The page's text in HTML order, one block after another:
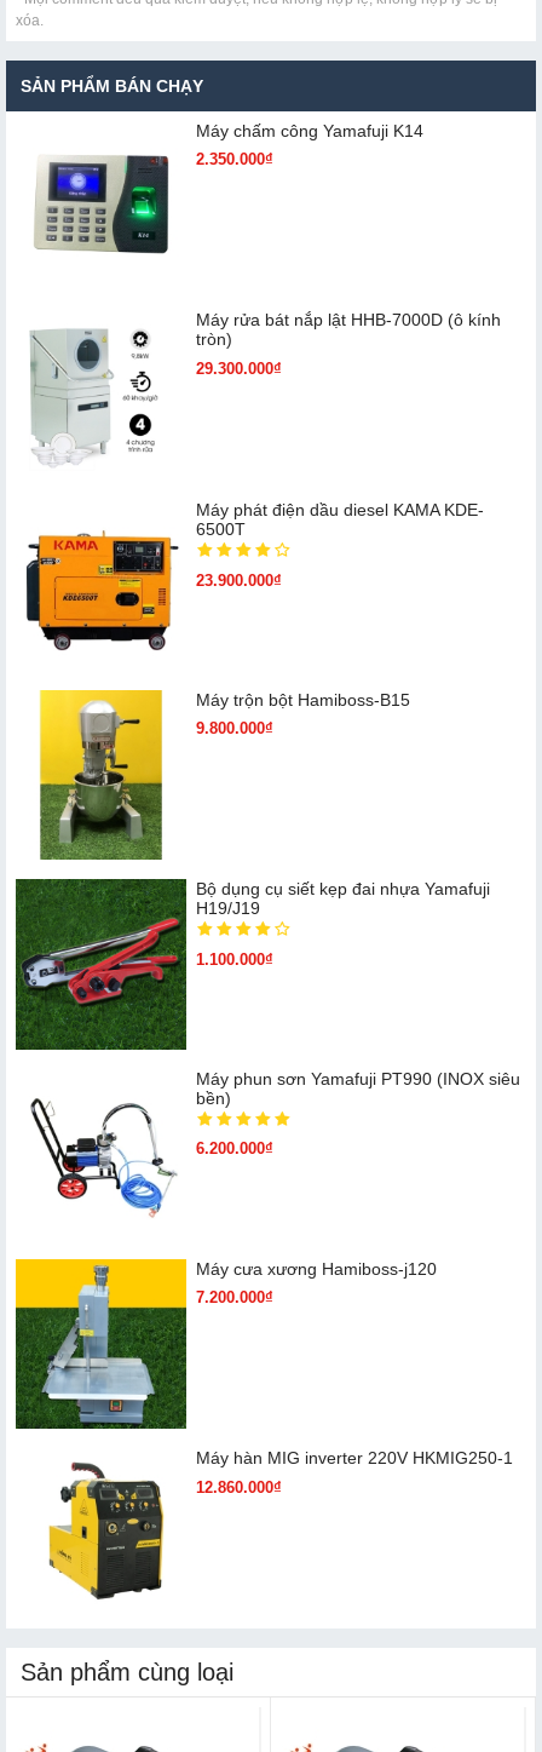
xóa.
SẢN PHẨM BÁN CHẠY
Máy chấm cô​ng Yamafuji K14
2.350.000₫
Máy rửa bát nắp lật HHB-7000D (ô kính
tròn)
29.300.000₫
Máy phát điện dầu diesel KAMA KDE-
6500T
23.900.000₫
Máy trộn bột Hamiboss-B15
9.800.000₫
Bộ dụng cụ siết kẹp đai nhựa Yamafuji
H19/J19
1.100.000₫
Máy phun sơn Yamafuji PT990 (INOX siêu
bền)
6.200.000₫
Máy cưa xương Hamiboss-j120
7.200.000₫
Máy hàn MIG inverter 220V HKMIG250-1
12.860.000₫
Sản phẩm cùng loại